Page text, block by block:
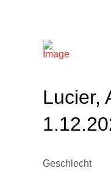
Lucier,
Geschlecht